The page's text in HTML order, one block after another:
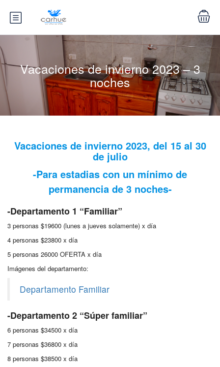
Vacaciones de invierno 2023 – 3
noches
Vacaciones de invierno 2023, del 15 al 30
de julio
-Para estadias con un mínimo de
permanencia de 3 noches-
-Departamento 1 “Familiar”
3 personas $19600 (lunes a jueves solamente) x día
4 personas $23800 x día
5 personas 26000 OFERTA x día
Imágenes del departamento:
Departamento Familiar
-Departamento 2 “Súper familiar”
6 personas $34500 x día
7 personas $36800 x día
8 personas $38500 x día